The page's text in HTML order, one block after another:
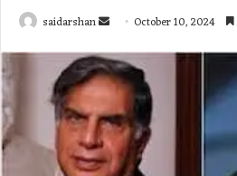
saidarshan
Send
email
October 10, 2024